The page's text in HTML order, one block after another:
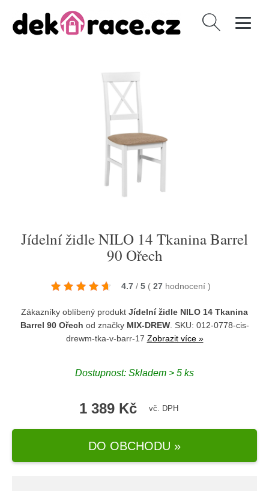
Vyhledávání
Jídelní židle NILO 14 Tkanina Barrel
90 Ořech
4.7 / 5 ( 27 hodnocení )
Zákazníky oblíbený produkt Jídelní židle NILO 14 Tkanina
Barrel 90 Ořech od značky MIX-DREW. SKU: 012-0778-cis-
drewm-tka-v-barr-17 Zobrazit více »
Dostupnost: Skladem > 5 ks
1 389 Kč vč. DPH
DO OBCHODU »